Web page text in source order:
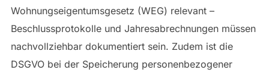
Wohnungseigentumsgesetz (WEG) relevant –
Beschlussprotokolle und Jahresabrechnungen müssen
nachvollziehbar dokumentiert sein. Zudem ist die
DSGVO bei der Speicherung personenbezogener